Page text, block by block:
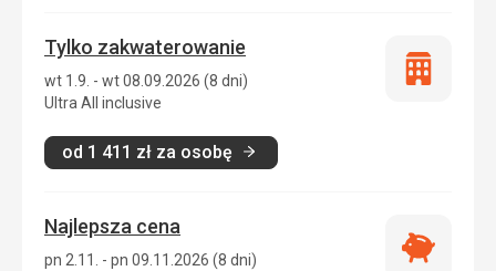
Tylko zakwaterowanie
wt 1.9. - wt 08.09.2026 (8 dni)
Ultra All inclusive
od 1 411 zł za osobę
Tylko
Najlepsza cena
pn 2.11. - pn 09.11.2026 (8 dni)
Najlepsza